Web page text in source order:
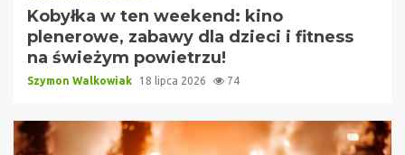
Kobyłka w ten weekend: kino
plenerowe, zabawy dla dzieci i fitness
na świeżym powietrzu!
Szymon Walkowiak 18 lipca 2026 74